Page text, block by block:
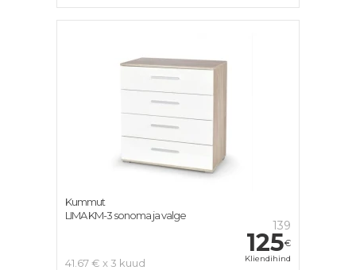
139
125€
Kliendihind
41.67 € x 3 kuud
Kummut
LIMA KM-3 sonoma ja valge